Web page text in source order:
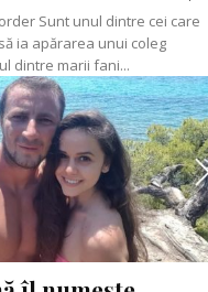
cei care
ia apărarea unui coleg
dintre marii fani...